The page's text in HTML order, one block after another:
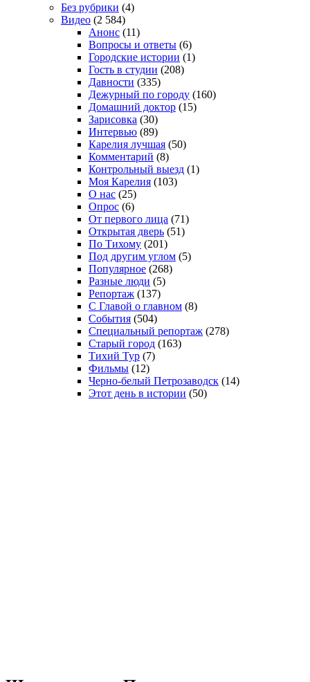
Без рубрики (4)
Видео (2 584)
Анонс (11)
Вопросы и ответы (6)
Городские истории (1)
Гость в студии (208)
Давности (335)
Дежурный по городу (160)
Домашний доктор (15)
Зарисовка (30)
Интервью (89)
Карелия лучшая (50)
Комментарий (8)
Контрольный выезд (1)
Моя Карелия (103)
О нас (25)
Опрос (6)
От первого лица (71)
Открытая дверь (51)
По Тихому (201)
Под другим углом (5)
Популярное (268)
Разные люди (5)
Репортаж (137)
С Главой о главном (8)
События (504)
Специальный репортаж (278)
Старый город (163)
Тихий Тур (7)
Фильмы (12)
Черно-белый Петрозаводск (14)
Этот день в истории (50)